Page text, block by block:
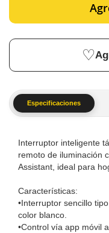
Especificaciones
Interruptor inteligente
remoto de iluminación
Assistant, ideal para
Características:
•Interruptor sencillo
color blanco.
•Control vía app móvil